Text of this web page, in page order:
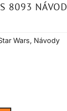
8093 NÁVOD
Wars, Návody